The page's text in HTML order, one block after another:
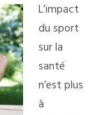
L’impact
du sport
sur la
santé
n’est plus
à